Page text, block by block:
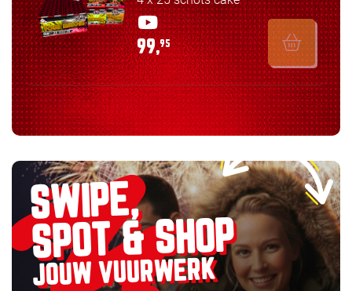
99,95
SWIPE,
SPOT & SHOP
JOUW VUURWERK